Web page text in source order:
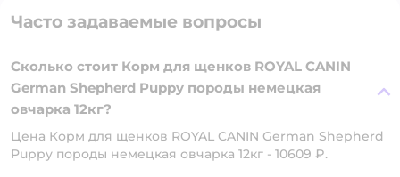
Часто задаваемые вопросы
Сколько стоит Корм для щенков ROYAL CANIN
German Shepherd Puppy породы немецкая
овчарка 12кг?
Цена Корм для щенков ROYAL CANIN German Shepherd
Puppy породы немецкая овчарка 12кг - 10609 ₽.